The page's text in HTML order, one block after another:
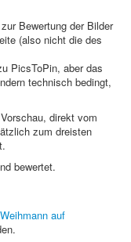
Bewertung der Bilder
(also nicht die des
PicsToPin, aber das
technisch bedingt,
direkt vom
zum dreisten
bewertet.
auf